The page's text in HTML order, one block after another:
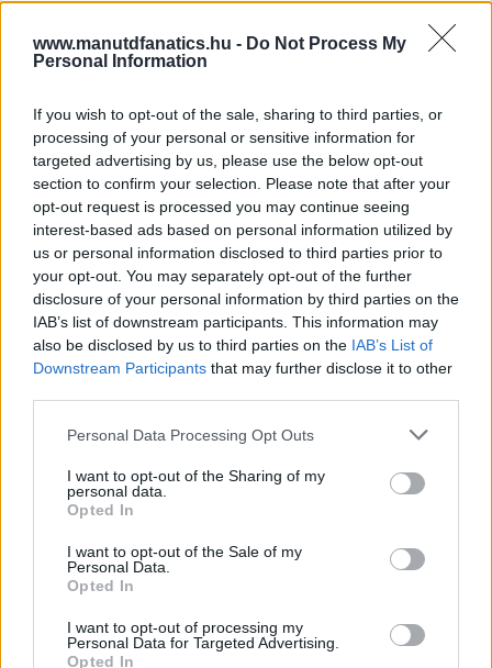
www.manutdfanatics.hu - Do Not Process My
Personal Information
If you wish to opt-out of the sale, sharing to third parties, or
processing of your personal or sensitive information for
targeted advertising by us, please use the below opt-out
section to confirm your selection. Please note that after your
opt-out request is processed you may continue seeing
interest-based ads based on personal information utilized by
us or personal information disclosed to third parties prior to
your opt-out. You may separately opt-out of the further
disclosure of your personal information by third parties on the
IAB’s list of downstream participants. This information may
also be disclosed by us to third parties on the IAB’s List of
Downstream Participants that may further disclose it to other
Please note that this website/app uses one or more Google
not limited to your visit or usage behaviour. You may click to
grant or deny consent to Google and its third-party tags to
use your data for below specified purposes in below Google
consent section.
Personal Data Processing Opt Outs
I want to opt-out of the Sharing of my
personal data.
Opted In
I want to opt-out of the Sale of my
Personal Data.
Opted In
I want to opt-out of processing my
Personal Data for Targeted Advertising.
Opted In